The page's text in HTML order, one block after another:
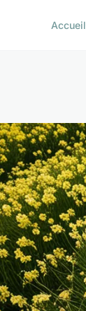
Accueil